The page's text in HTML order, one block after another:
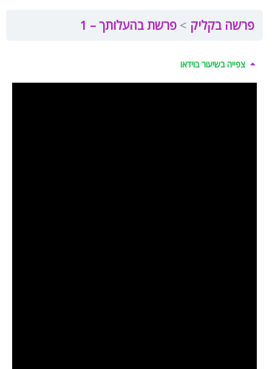
פרשה בקליק פרשת בהעלותך – 1
צפייה בשיעור בוידאו